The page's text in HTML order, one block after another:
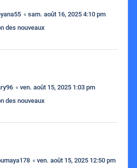
« sam. août 16, 2025 4:10 pm
des nouveaux
« ven. août 15, 2025 1:03 pm
des nouveaux
« ven. août 15, 2025 12:50 pm